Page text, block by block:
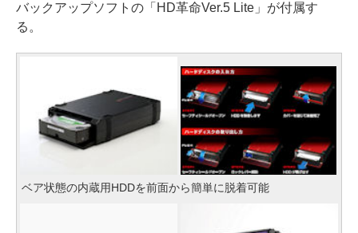
バックアップソフトの「HD革命Ver.5 Lite」が付属す
る。
ベア状態の内蔵用HDDを前面から簡単に脱着可能